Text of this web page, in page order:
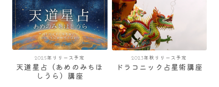
2025年リリース予定
天道星占（あめのみちほ
しうら）講座
2023年秋リリース予定
ドラコニック占星術講座